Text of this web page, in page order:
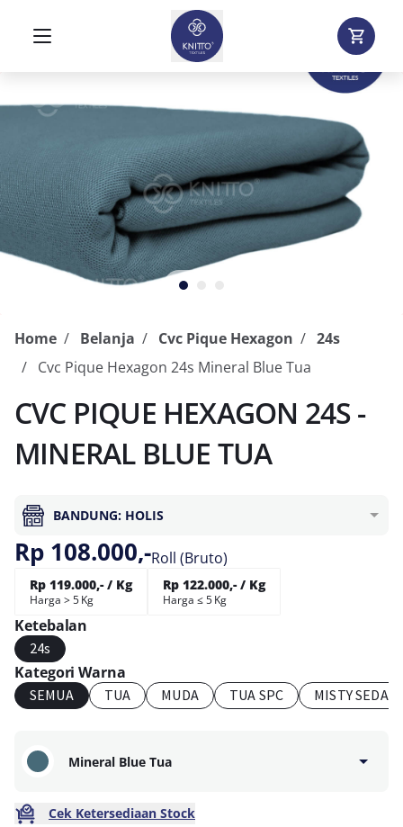
Home Belanja Cvc Pique Hexagon
24s
Cvc Pique Hexagon 24s Mineral Blue Tua
CVC PIQUE HEXAGON 24S -
MINERAL BLUE TUA
BANDUNG: HOLIS
Rp 108.000,-Roll (Bruto)
Rp 119.000,- / Kg
Harga > 5 Kg
Rp 122.000,- / Kg
Harga ≤ 5 Kg
Ketebalan
24s
Kategori Warna
SEMUA TUA MUDA TUA SPC MISTY
Mineral Blue Tua
Cek Ketersediaan Stock